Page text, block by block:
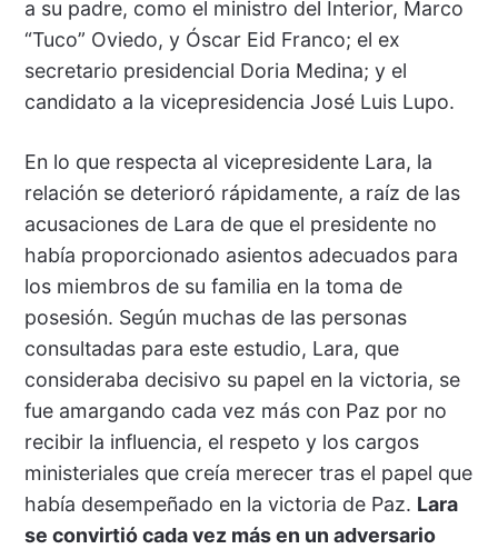
a su padre, como el ministro del Interior, Marco
“Tuco” Oviedo, y Óscar Eid Franco; el ex
secretario presidencial Doria Medina; y el
candidato a la vicepresidencia José Luis Lupo.
En lo que respecta al vicepresidente Lara, la
relación se deterioró rápidamente, a raíz de las
acusaciones de Lara de que el presidente no
había proporcionado asientos adecuados para
los miembros de su familia en la toma de
posesión. Según muchas de las personas
consultadas para este estudio, Lara, que
consideraba decisivo su papel en la victoria, se
fue amargando cada vez más con Paz por no
recibir la influencia, el respeto y los cargos
ministeriales que creía merecer tras el papel que
había desempeñado en la victoria de Paz. Lara
se convirtió cada vez más en un adversario